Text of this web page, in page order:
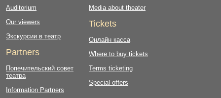
Auditorium
Our viewers
Экскурсии в театр
Partners
Попечительский совет
театра
Information Partners
Media about theater
Tickets
Онлайн касса
Where to buy tickets
Terms ticketing
Special offers